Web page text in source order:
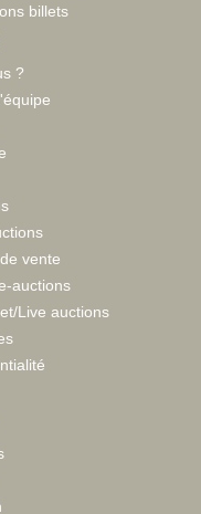
billets
?
vente
auctions
Live auctions